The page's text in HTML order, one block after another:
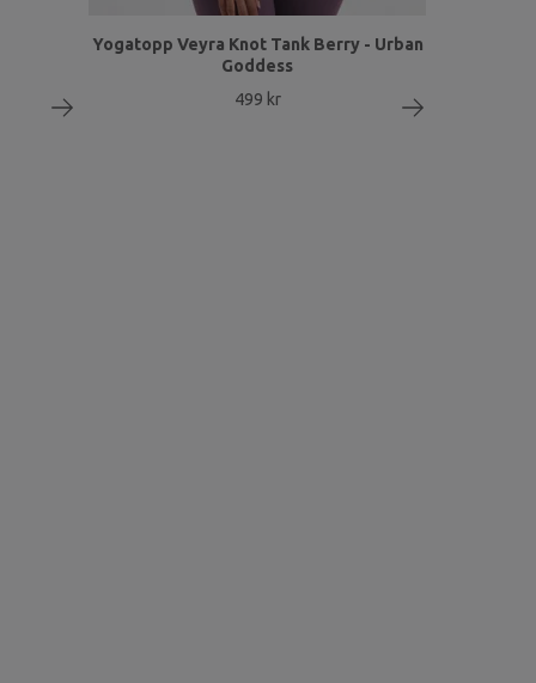
Yogatopp Veyra Knot Tank Berry - Urban
Goddess
499 kr